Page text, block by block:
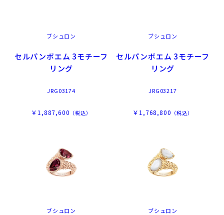
ブシュロン
セルパンボエム 3モチーフ
リング
JRG03174
￥1,887,600 （税込）
ブシュロン
セルパンボエム 3モチーフ
リング
JRG03217
￥1,768,800 （税込）
ブシュロン ブシュロン